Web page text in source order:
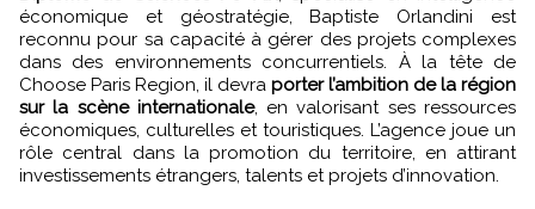
économique et géostratégie, Baptiste Orlandini est
reconnu pour sa capacité à gérer des projets complexes
dans des environnements concurrentiels. À la tête de
Choose Paris Region, il devra porter l’ambition de la région
sur la scène internationale, en valorisant ses ressources
économiques, culturelles et touristiques. L’agence joue un
rôle central dans la promotion du territoire, en attirant
investissements étrangers, talents et projets d’innovation.